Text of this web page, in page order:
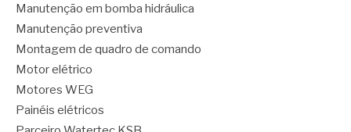
Manutenção em bomba hidráulica
Manutenção preventiva
Montagem de quadro de comando
Motor elétrico
Motores WEG
Painéis elétricos